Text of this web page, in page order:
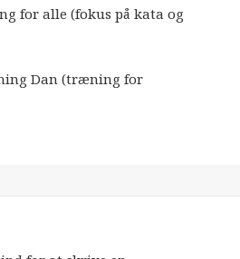
for alle (fokus på kata og
Dan (træning for